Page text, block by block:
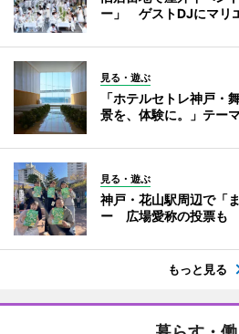
ー」 ゲストDJにマリ
見る・遊ぶ
「ホテルセトレ神戸
景を、体験に。」テー
見る・遊ぶ
神戸・花山駅周辺で「
ー 広場愛称の投票も
もっと見る